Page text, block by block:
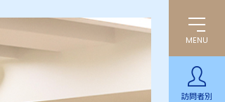
MENU
訪問者別